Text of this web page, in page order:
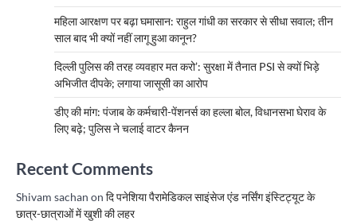
महिला आरक्षण पर बढ़ा घमासान: राहुल गांधी का सरकार से सीधा सवाल; तीन
साल बाद भी क्यों नहीं लागू हुआ कानून?
दिल्ली पुलिस की तरह व्यवहार मत करो’: सुरक्षा में तैनात PSI से क्यों भिड़े
अभिजीत दीपके; लगाया जासूसी का आरोप
डीए की मांग: पंजाब के कर्मचारी-पेंशनर्स का हल्ला बोल, विधानसभा घेराव के
लिए बढ़े; पुलिस ने चलाई वाटर कैनन
Recent Comments
Shivam sachan on दि पनेशिया पैरामेडिकल साइंसेज एंड नर्सिंग इंस्टिट्यूट के
छात्र-छात्राओं में खुशी की लहर